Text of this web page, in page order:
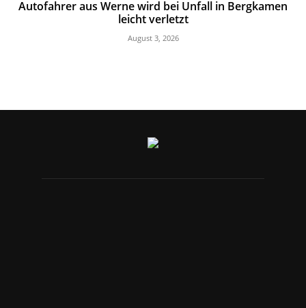
Autofahrer aus Werne wird bei Unfall in Bergkamen
leicht verletzt
August 3, 2026